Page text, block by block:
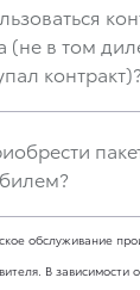
(не в том
контракт)?
обслуживание
В зависимости